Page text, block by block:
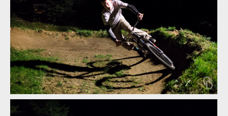
Demo Air Day - dvojitý report od Abby a Ondry Dohnala
Demo Air Day - dvojitý report od Abby a Ondry Dohnala
Demo Air Day - dvojitý report od Abby a Ondry Dohnala
Demo Air Day - dvojitý report od Abby a Ondry Dohnala